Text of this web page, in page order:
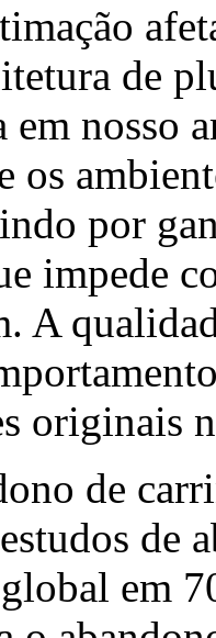
de
nosso
os
por
impede
A
originais
de
de
em